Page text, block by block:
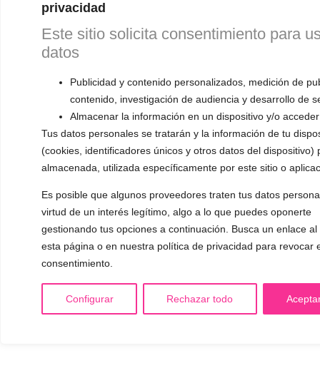
privacidad
Este sitio solicita consentimiento para
datos
Publicidad y contenido personalizados, medición de
contenido, investigación de audiencia y desarrollo de
Almacenar la información en un dispositivo y/o
Tus datos personales se tratarán y la información de tu
(cookies, identificadores únicos y otros datos del dispositivo)
almacenada, utilizada específicamente por este sitio o
Es posible que algunos proveedores traten tus datos
virtud de un interés legítimo, algo a lo que puedes oponerte
gestionando tus opciones a continuación. Busca un enlace al
esta página o en nuestra política de privacidad para revocar
consentimiento.
Configurar Rechazar todo
Aviso Legal
Privacidad
Cookies
Condiciones generales de venta y desistimiento